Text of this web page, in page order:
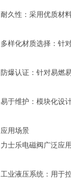
耐久性：采用优质材
多样化材质选择：针
防爆认证：针对易燃
易于维护：模块化设
应用场景
力士乐电磁阀广泛应
工业液压系统：用于